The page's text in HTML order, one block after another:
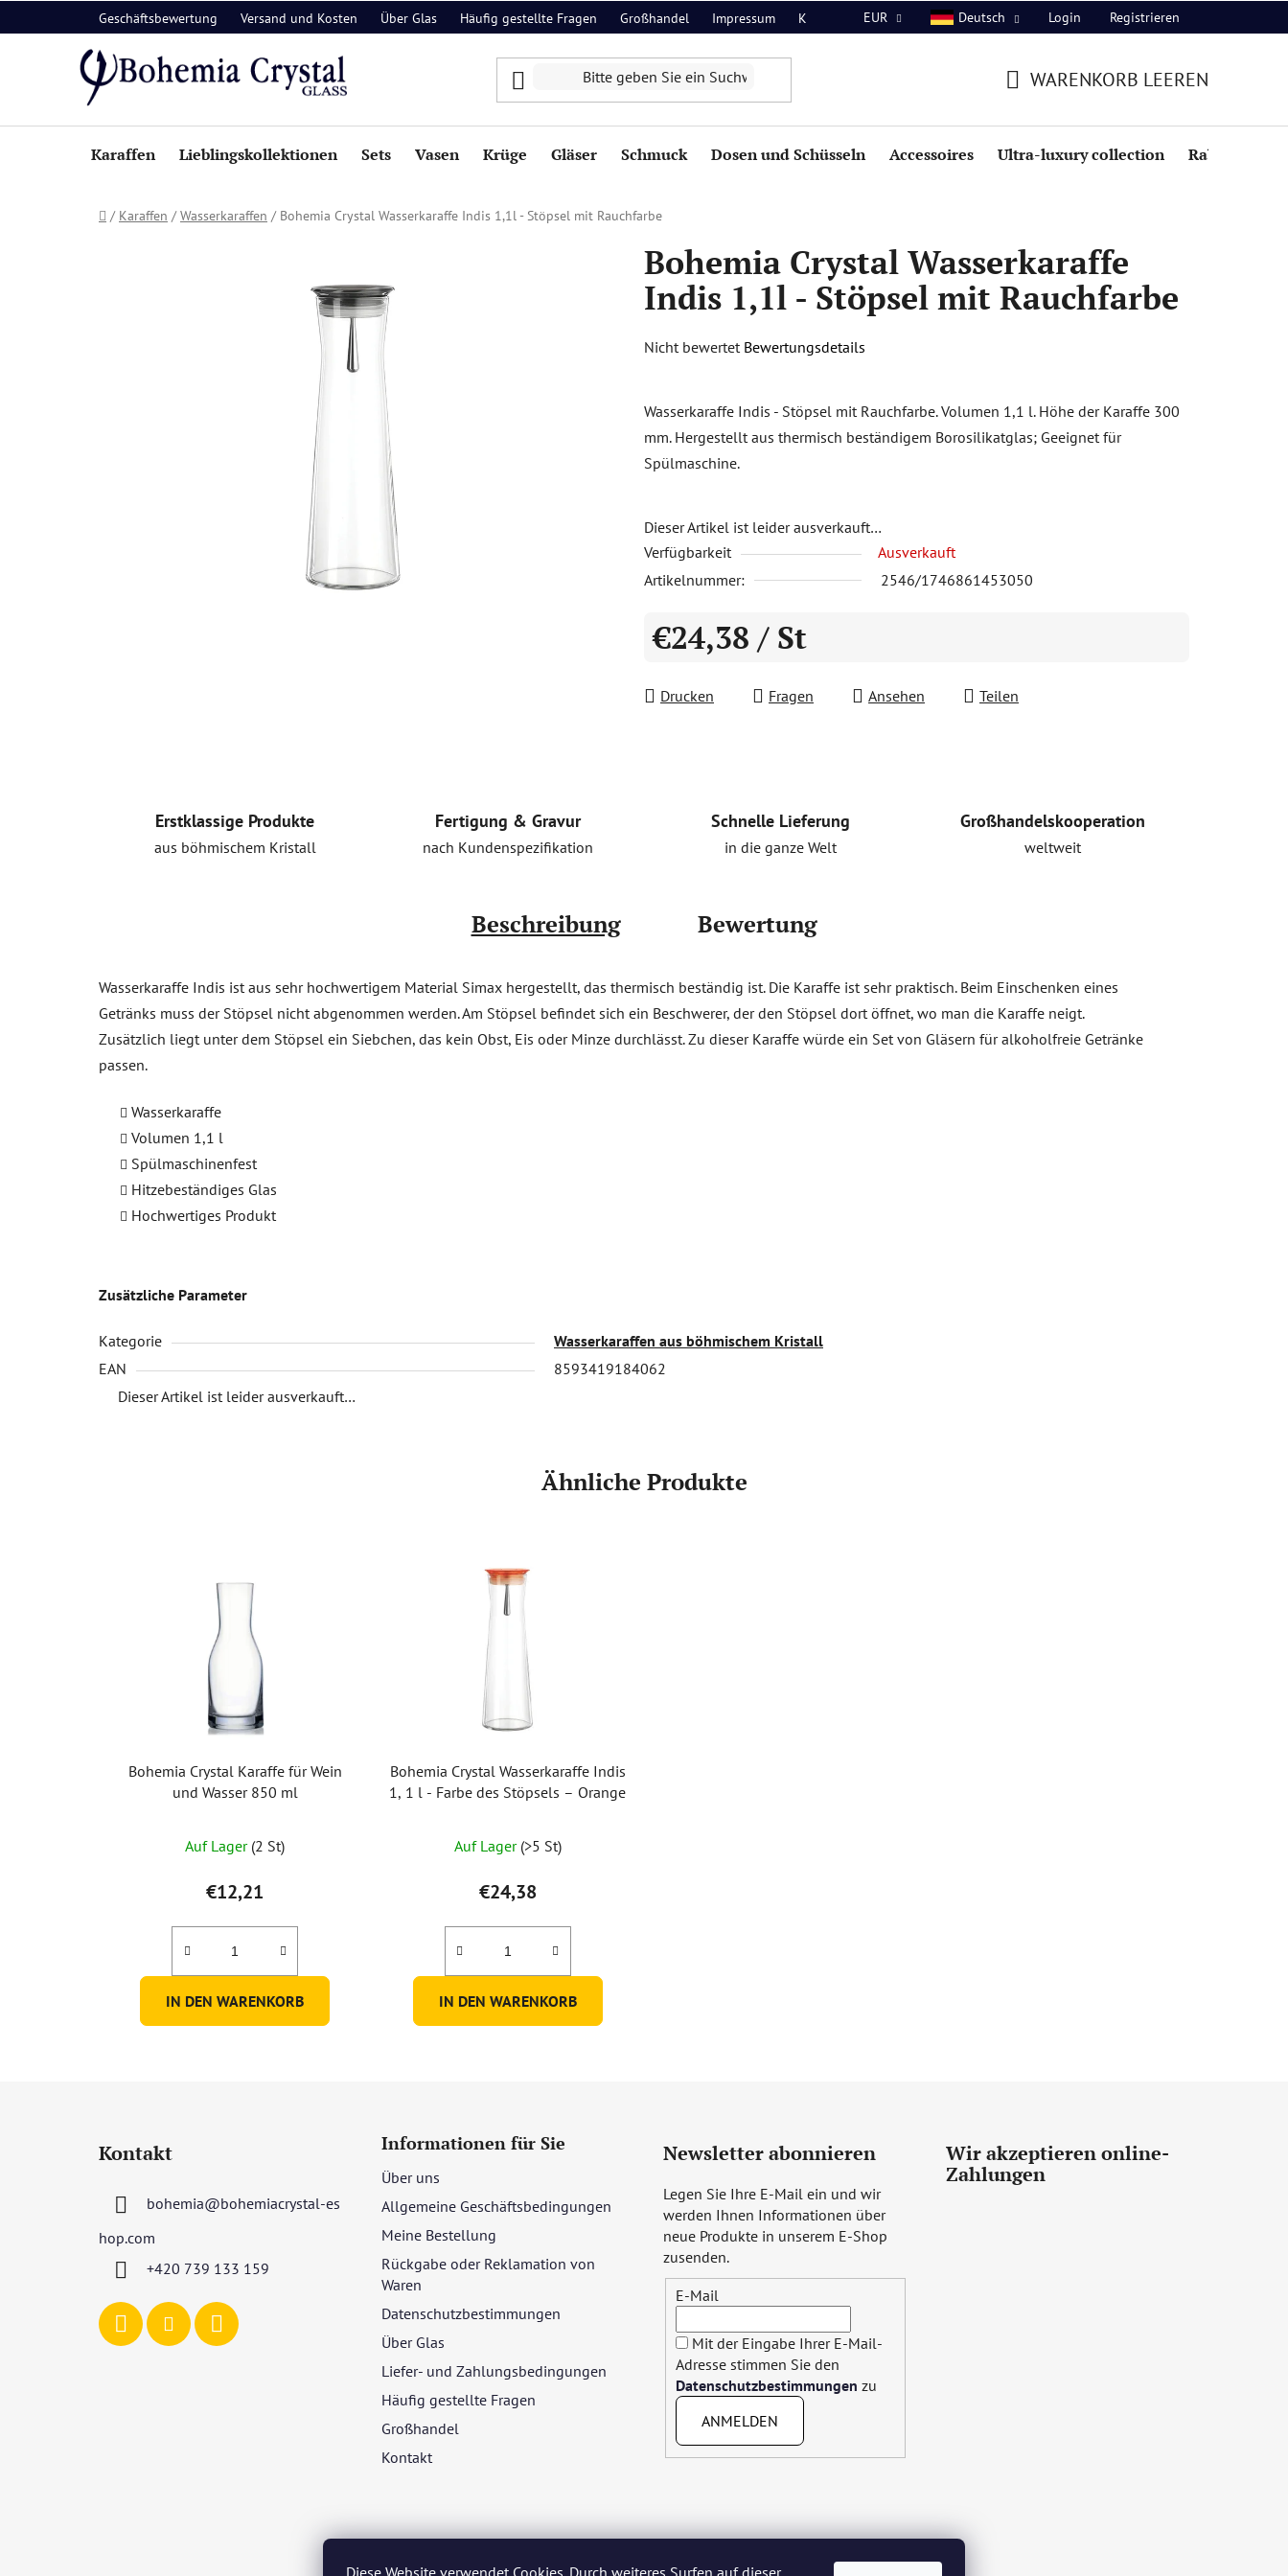
Diese Website verwendet Cookies. Durch weiteres Surfen auf dieser
Inhalt
Geschäftsbewertung Versand und Kosten Über Glas Häufig gestellte Fragen Großhandel Impressum Kontakt EUR Deutsch Login Registrieren
WARENKORB LEEREN
Karaffen Lieblingskollektionen Sets Vasen Krüge Gläser Schmuck Dosen und Schüsseln Accessoires Ultra-luxury collection Rabatte
Startseite
/ Karaffen / Wasserkaraffen / Bohemia Crystal Wasserkaraffe Indis 1,1l - Stöpsel mit Rauchfarbe
Bohemia Crystal Wasserkaraffe
Indis 1,1l - Stöpsel mit Rauchfarbe
Die
ist
0,0
von
Sternen.
Nicht bewertet Bewertungsdetails
Wasserkaraffe Indis - Stöpsel mit Rauchfarbe. Volumen 1,1 l. Höhe der Karaffe 300
mm. Hergestellt aus thermisch beständigem Borosilikatglas; Geeignet für
Spülmaschine.
Dieser Artikel ist leider ausverkauft…
Verfügbarkeit
Ausverkauft
Artikelnummer:
2546/1746861453050
€24,38 / St
Drucken
Fragen Ansehen Teilen
Erstklassige Produkte
aus böhmischem Kristall
Fertigung & Gravur
nach Kundenspezifikation
Schnelle Lieferung
in die ganze Welt
Großhandelskooperation
weltweit
Beschreibung Bewertung
Wasserkaraffe Indis ist aus sehr hochwertigem Material Simax hergestellt, das thermisch beständig ist. Die Karaffe ist sehr praktisch. Beim Einschenken eines
Getränks muss der Stöpsel nicht abgenommen werden. Am Stöpsel befindet sich ein Beschwerer, der den Stöpsel dort öffnet, wo man die Karaffe neigt.
Zusätzlich liegt unter dem Stöpsel ein Siebchen, das kein Obst, Eis oder Minze durchlässt. Zu dieser Karaffe würde ein Set von Gläsern für alkoholfreie Getränke
passen.
Wasserkaraffe
Volumen 1,1 l
Spülmaschinenfest
Hitzebeständiges Glas
Hochwertiges Produkt
Zusätzliche Parameter
Kategorie
Wasserkaraffen aus böhmischem Kristall
EAN
8593419184062
Dieser Artikel ist leider ausverkauft…
Ähnliche Produkte
Bohemia Crystal Karaffe für Wein
und Wasser 850 ml
Auf Lager (2 St)
€12,21
IN DEN WARENKORB
Bohemia Crystal Wasserkaraffe Indis
1, 1 l - Farbe des Stöpsels – Orange
durchschnittliche
Produktbewertung
ist
3,0
von
Sternen.
Auf Lager (>5 St)
€24,38
IN DEN WARENKORB
Kontakt
bohemia@bohemiacrystal-es
hop.com
+420 739 133 159
Informationen für Sie
Über uns
Allgemeine Geschäftsbedingungen
Meine Bestellung
Rückgabe oder Reklamation von
Waren
Datenschutzbestimmungen
Über Glas
Liefer- und Zahlungsbedingungen
Häufig gestellte Fragen
Großhandel
Kontakt
Newsletter abonnieren
Legen Sie Ihre E-Mail ein und wir
werden Ihnen Informationen über
neue Produkte in unserem E-Shop
zusenden.
E-Mail
Mit der Eingabe Ihrer E-Mail-
Adresse stimmen Sie den
Datenschutzbestimmungen zu
ANMELDEN
Wir akzeptieren online-
Zahlungen